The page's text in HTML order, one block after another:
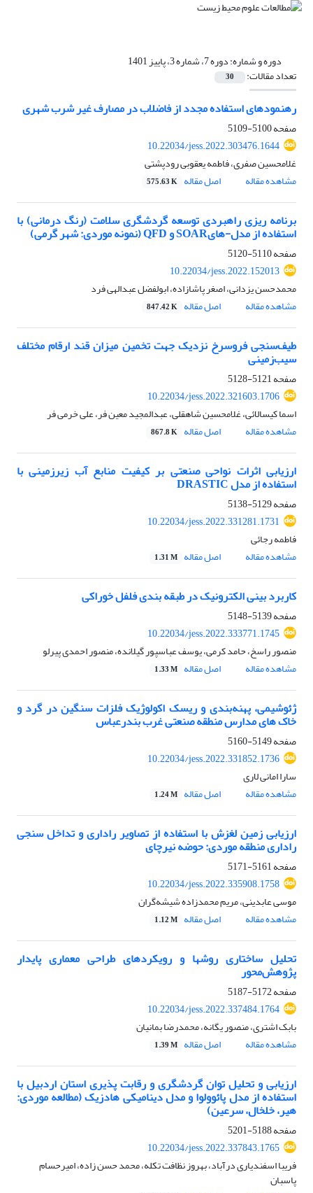
دوره و شماره:دوره 7، شماره 3، پاییز 1401
تعداد مقالات: 30
رهنمودهای استفاده مجدد از فاضلاب در مصارف غیر شرب شهری
صفحه5100-5109
10.22034/jess.2022.303476.1644
غلامحسین صفری، فاطمه یعقوبی رودپشتی
مشاهده مقاله
اصل مقاله 575.63 K
برنامه ریزی راهبردی توسعه گردشگری سلامت (رنگ درمانی) با
استفاده از مدل-هایSOAR و QFD (نمونه موردی: شهر گرمی)
صفحه5110-5120
10.22034/jess.2022.152013
محمدحسن یزدانی، اصغر پاشازاده، ابولفضل عبدالهی فرد
مشاهده مقاله
اصل مقاله 847.42 K
طیف‌سنجی فروسرخ نزدیک جهت تخمین میزان قند ارقام مختلف
سیب‌زمینی
صفحه5121-5128
10.22034/jess.2022.321603.1706
اسما کیسالائی، غلامحسین شاهقلی، عبدالمجید معین فر، علی خرمی فر
مشاهده مقاله
اصل مقاله 867.8 K
ارزیابی اثرات نواحی صنعتی بر کیفیت منابع آب زیرزمینی با
استفاده از مدل DRASTIC
صفحه5129-5138
10.22034/jess.2022.331281.1731
فاطمه رجائی
مشاهده مقاله
اصل مقاله 1.31 M
کاربرد بینی الکترونیک در طبقه بندی فلفل خوراکی
صفحه5139-5148
10.22034/jess.2022.333771.1745
منصور راسخ، حامد کرمی، یوسف عباسپور گیلانده، منصور احمدی پیرلو
مشاهده مقاله
اصل مقاله 1.33 M
ژئوشیمی، پهنه‌بندی و ریسک اکولوژیک فلزات سنگین در گرد و
خاک های مدارس منطقه صنعتی غرب بندرعباس
صفحه5149-5160
10.22034/jess.2022.331852.1736
سارا امانی لاری
مشاهده مقاله
اصل مقاله 1.24 M
ارزیابی زمین لغزش با استفاده از تصاویر راداری و تداخل سنجی
راداری منطقه موردی: حوضه نیرچای
صفحه5161-5171
10.22034/jess.2022.335908.1758
موسی عابدینی، مریم محمدزاده شیشه‌گران
مشاهده مقاله
اصل مقاله 1.12 M
تحلیل ساختاری روشها و رویکردهای طراحی معماری پایدار
پژوهش‌محور
صفحه5172-5187
10.22034/jess.2022.337484.1764
بابک اشتری، منصور یگانه، محمدرضا بمانیان
مشاهده مقاله
اصل مقاله 1.39 M
ارزیابی و تحلیل توان گردشگری و رقابت پذیری استان اردبیل با
استفاده از مدل پائوولوا و مدل دینامیکی هادزیک (مطالعه موردی:
هیر، خلخال، سرعین)
صفحه5188-5201
10.22034/jess.2022.337843.1765
فریبا اسفندیاری درآباد، بهروز نظافت تکله، محمد حسن زاده، امیرحسام
پاسبان